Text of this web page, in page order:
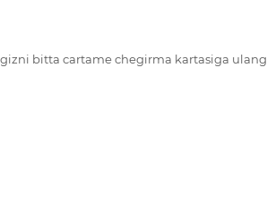
bitta cartame chegirma kartasiga ulang